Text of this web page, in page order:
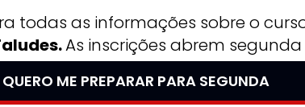
todas as informações sobre o
As inscrições abrem
QUERO ME PREPARAR PARA SEGUNDA